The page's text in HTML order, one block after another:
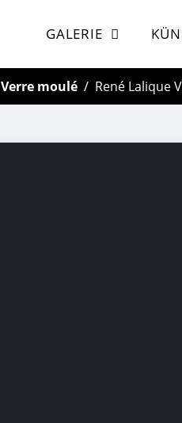
GALERIE
Verre moulé René Lalique